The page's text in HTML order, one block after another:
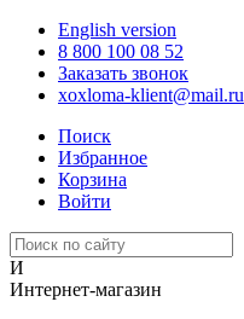
English version
8 800 100 08 52
Заказать звонок
xoxloma-klient@mail.ru
Поиск
Избранное
Корзина
Войти
И
Интернет-магазин